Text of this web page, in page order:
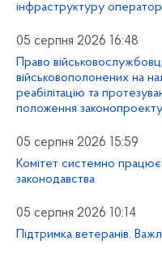
інфраструктуру
05 серпня 2026 16:48
Право
військовополонених на
реабілітацію та
положення
05 серпня 2026 15:59
Комітет системно
законодавства
05 серпня 2026 10:14
Підтримка ветеранів.